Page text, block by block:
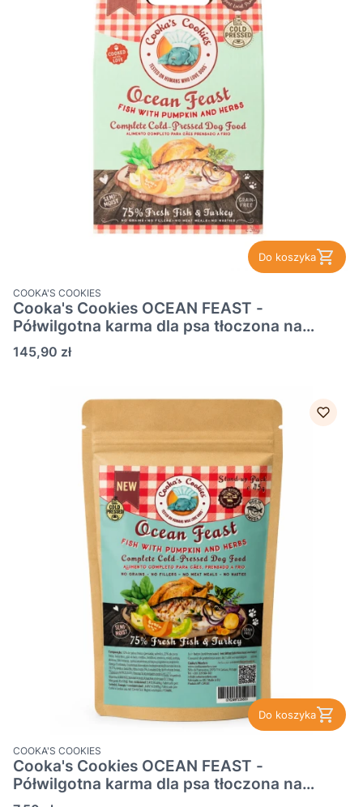
Do koszyka
PRODUCENT
COOKA'S COOKIES
Cooka's Cookies OCEAN FEAST -
Półwilgotna karma dla psa tłoczona na
zimno z rybą i indykiem 3kg
Cena
145,90 zł
Do koszyka
PRODUCENT
COOKA'S COOKIES
Cooka's Cookies OCEAN FEAST -
Półwilgotna karma dla psa tłoczona na
zimno z rybą i indykiem 45g